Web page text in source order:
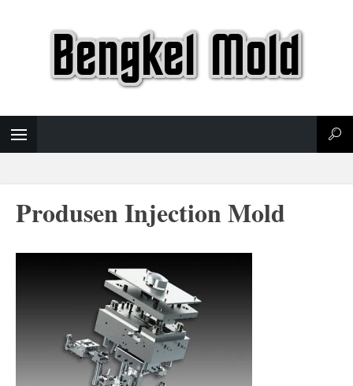
Produsen Injection Mold